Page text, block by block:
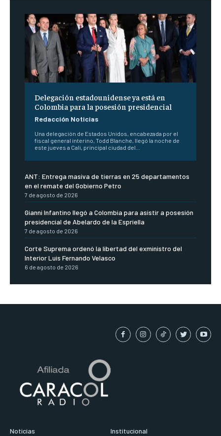
Delegación estadounidense ya está en
Colombia para la posesión presidencial
Redacción Noticias
Una delegación de Estados Unidos, encabezada por el
fiscal general interino, Todd Blanche, llegó la noche de
este jueves a Cali, principal ciudad del...
ANT: Entrega masiva de tierras en 25 departamentos
en el remate del Gobierno Petro
7 de agosto de 2026
Gianni Infantino llegó a Colombia para asistir a posesión
presidencial de Abelardo de la Espriella
7 de agosto de 2026
Corte Suprema ordenó la libertad del exministro del
Interior Luis Fernando Velasco
6 de agosto de 2026
Noticias Institucional